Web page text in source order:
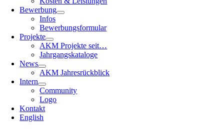
Bewerbung
Infos
Bewerbungsformular
Projekte
AKM Projekte seit…
Jahrgangskataloge
News
AKM Jahresrückblick
Intern
Community
Logo
Kontakt
English